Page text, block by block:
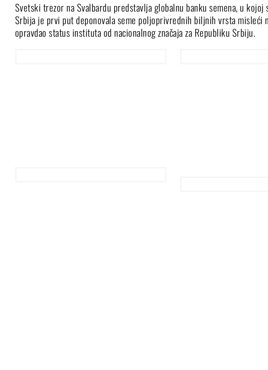
Svetski trezor na Svalbardu predstavlja globalnu banku semena, u
Srbija je prvi put deponovala seme poljoprivrednih biljnih vrsta
opravdao status instituta od nacionalnog značaja za Republiku Srbiju.